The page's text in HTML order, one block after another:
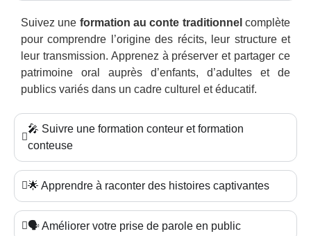
Suivez une formation au conte traditionnel complète
pour comprendre l’origine des récits, leur structure et
leur transmission. Apprenez à préserver et partager ce
patrimoine oral auprès d’enfants, d’adultes et de
publics variés dans un cadre culturel et éducatif.
🎤 Suivre une formation conteur et formation
conteuse
🌟 Apprendre à raconter des histoires captivantes
🗣️ Améliorer votre prise de parole en public